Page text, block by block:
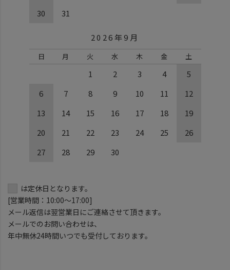
30
31
2026年9月
日 月 火 水 木 金 土
1 2 3 4
5
6
7 8 9 10 11
12
13
14 15 16 17 18
19
20
21 22 23 24 25
26
27
28 29 30
は定休日となります。
[営業時間：10:00～17:00]
メール返信は翌営業日にご連絡させて頂きます。
メールでのお問い合わせは、
年中無休24時間いつでも受付しております。